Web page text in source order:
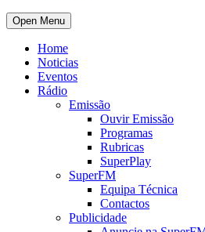
Open Menu
Home
Noticias
Eventos
Rádio
Emissão
Ouvir Emissão
Programas
Rubricas
SuperPlay
SuperFM
Equipa Técnica
Contactos
Publicidade